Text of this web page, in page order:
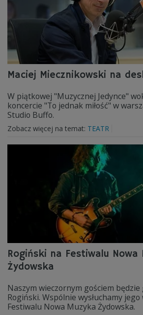
Maciej Miecznikowski na
W piątkowej "Muzycznej Jedynce"
koncercie "To jednak miłość" w
Studio Buffo.
Zobacz więcej na temat: TEATR
Rogiński na Festiwalu Nowa
Żydowska
Naszym wieczornym gościem
Rogiński. Wspólnie wysłuchamy
Festiwalu Nowa Muzyka Żydowska.